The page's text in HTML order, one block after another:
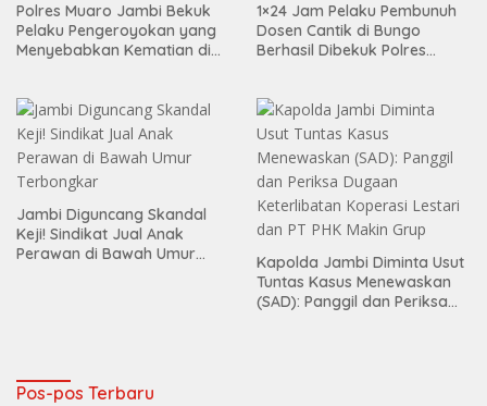
Polres Muaro Jambi Bekuk
Pelaku Pengeroyokan yang
Menyebabkan Kematian di
1×24 Jam Pelaku Pembunuh
Dosen Cantik di Bungo
Berhasil Dibekuk Polres
Jambi Diguncang Skandal
Keji! Sindikat Jual Anak
Perawan di Bawah Umur
Kapolda Jambi Diminta Usut
Tuntas Kasus Menewaskan
(SAD): Panggil dan Periksa
Pos-pos Terbaru